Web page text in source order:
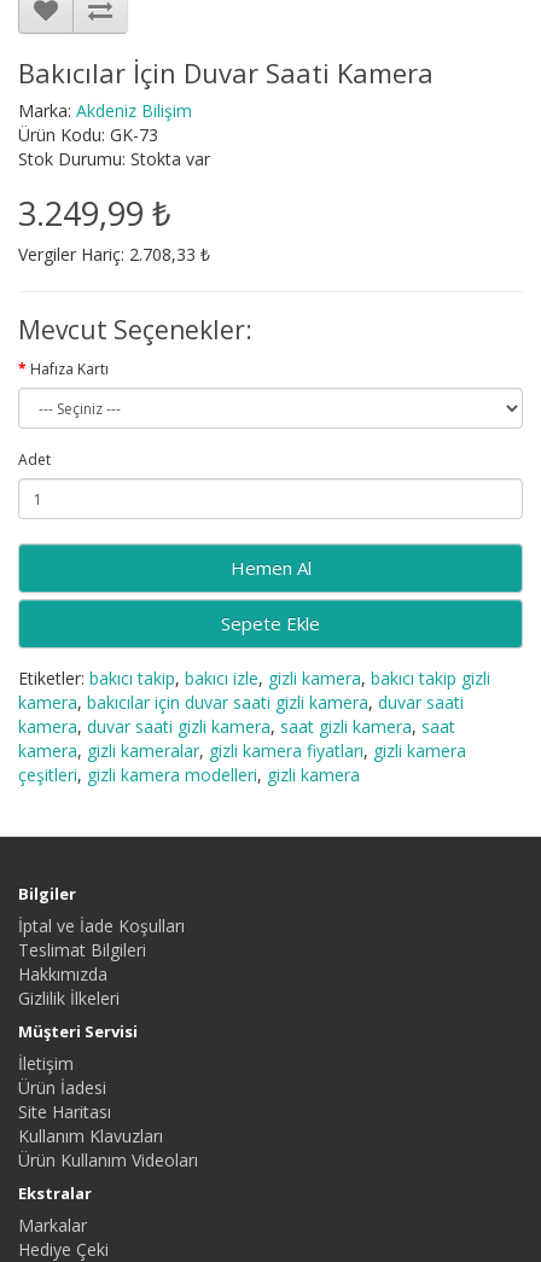
Bakıcılar İçin Duvar Saati Kamera
Marka: Akdeniz Bilişim
Ürün Kodu: GK-73
Stok Durumu: Stokta var
3.249,99 ₺
Vergiler Hariç: 2.708,33 ₺
Mevcut Seçenekler:
Hafıza Kartı
Adet
Sepete Ekle
Etiketler: bakıcı takip, bakıcı izle, gizli kamera, bakıcı takip gizli
kamera, bakıcılar için duvar saati gizli kamera, duvar saati
kamera, duvar saati gizli kamera, saat gizli kamera, saat
kamera, gizli kameralar, gizli kamera fiyatları, gizli kamera
çeşitleri, gizli kamera modelleri, gizli kamera
Bilgiler
İptal ve İade Koşulları
Teslimat Bilgileri
Hakkımızda
Gizlilik İlkeleri
Müşteri Servisi
İletişim
Ürün İadesi
Site Haritası
Kullanım Klavuzları
Ürün Kullanım Videoları
Ekstralar
Markalar
Hediye Çeki